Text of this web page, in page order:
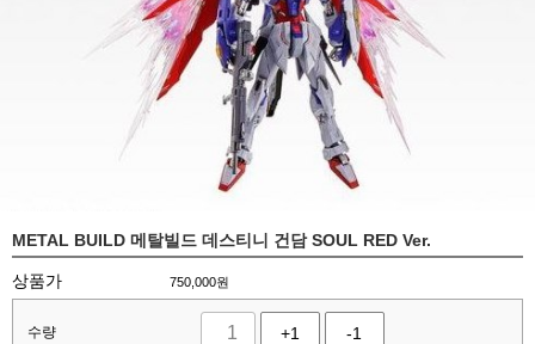
METAL BUILD 메탈빌드 데스티니 건담 SOUL RED Ver.
상품가 750,000원
수량 +1 -1